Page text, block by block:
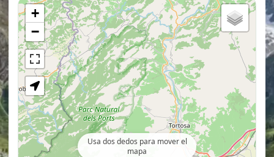
+
−
Usa dos dedos para mover el
mapa